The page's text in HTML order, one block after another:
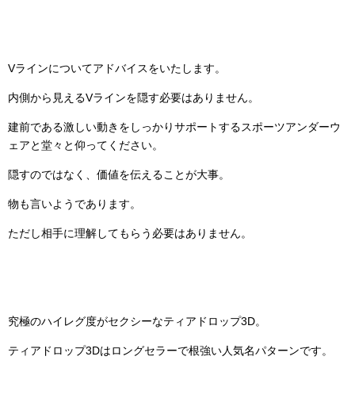
Vラインについてアドバイスをいたします。
内側から見えるVラインを隠す必要はありません。
建前である激しい動きをしっかりサポートするスポーツアンダーウ
ェアと堂々と仰ってください。
隠すのではなく、価値を伝えることが大事。
物も言いようであります。
ただし相手に理解してもらう必要はありません。
究極のハイレグ度がセクシーなティアドロップ3D。
ティアドロップ3Dはロングセラーで根強い人気名パターンです。